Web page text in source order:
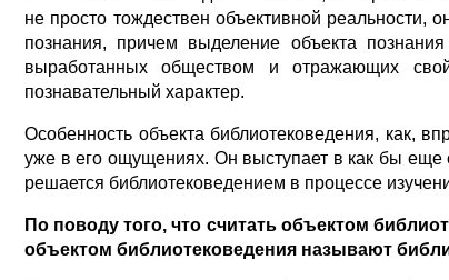
не просто тождествен объективной реальности,
познания, причем выделение объекта
выработанных обществом и отражающих
познавательный характер.
Особенность объекта библиотековедения, как,
уже в его ощущениях. Он выступает в как бы еще
решается библиотековедением в процессе
По поводу того, что считать объектом
объектом библиотековедения называют